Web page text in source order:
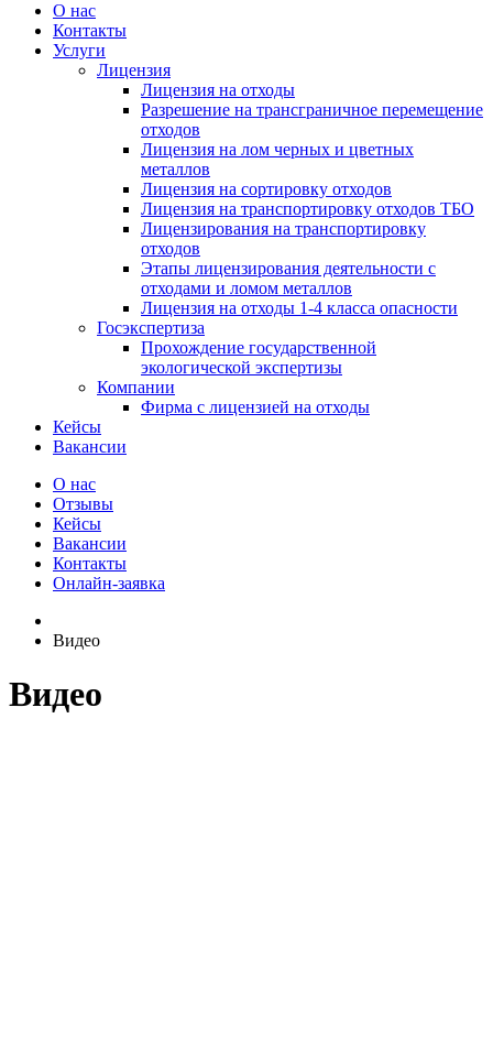
О нас
Контакты
Услуги
Лицензия
Лицензия на отходы
Разрешение на трансграничное перемещение
отходов
Лицензия на лом черных и цветных
металлов
Лицензия на сортировку отходов
Лицензия на транспортировку отходов ТБО
Лицензирования на транспортировку
отходов
Этапы лицензирования деятельности с
отходами и ломом металлов
Лицензия на отходы 1-4 класса опасности
Госэкспертиза
Прохождение государственной
экологической экспертизы
Компании
Фирма с лицензией на отходы
Кейсы
Вакансии
О нас
Отзывы
Кейсы
Вакансии
Контакты
Онлайн-заявка
Видео
Видео